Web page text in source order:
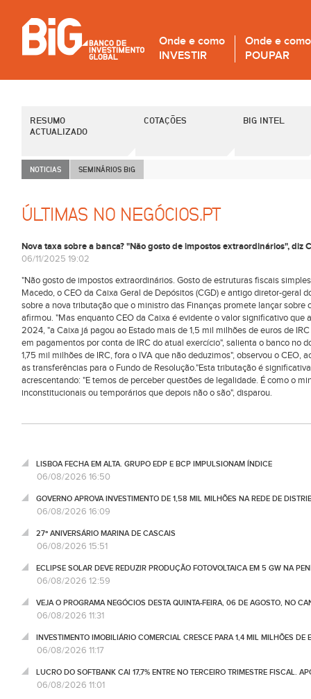
Onde e como
INVESTIR
Onde e como
POUPAR
RESUMO
ACTUALIZADO
COTAÇÕES BIG INTEL
NOTICIAS SEMINÁRIOS BiG
ÚLTIMAS NO NEGÓCIOS.PT
Nova taxa sobre a banca? "Não gosto de impostos extraordinários", diz
06/11/2025 19:02
"Não gosto de impostos extraordinários. Gosto de estruturas fiscais
Macedo, o CEO da Caixa Geral de Depósitos (CGD) e antigo diretor-geral
sobre a nova tributação que o ministro das Finanças promete lançar sobre
afirmou. "Mas enquanto CEO da Caixa é evidente o valor significativo que
2024, "a Caixa já pagou ao Estado mais de 1,5 mil milhões de euros de
em pagamentos por conta de IRC do atual exercício", salienta o banco no
1,75 mil milhões de IRC, fora o IVA que não deduzimos", observou o
as transferências para o Fundo de Resolução."Esta tributação é
acrescentando: "E temos de perceber questões de legalidade. É como o
inconstitucionais ou temporários que depois não o são", disparou.
LISBOA FECHA EM ALTA. GRUPO EDP E BCP IMPULSIONAM ÍNDICE
06/08/2026 16:50
GOVERNO APROVA INVESTIMENTO DE 1,58 MIL MILHÕES NA REDE DE
06/08/2026 16:09
27º ANIVERSÁRIO MARINA DE CASCAIS
06/08/2026 15:51
ECLIPSE SOLAR DEVE REDUZIR PRODUÇÃO FOTOVOLTAICA EM 5 GW NA
06/08/2026 12:59
VEJA O PROGRAMA NEGÓCIOS DESTA QUINTA-FEIRA, 06 DE AGOSTO, NO
06/08/2026 11:31
INVESTIMENTO IMOBILIÁRIO COMERCIAL CRESCE PARA 1,4 MIL MILHÕES DE
06/08/2026 11:17
LUCRO DO SOFTBANK CAI 17,7% ENTRE NO TERCEIRO TRIMESTRE FISCAL.
06/08/2026 11:01